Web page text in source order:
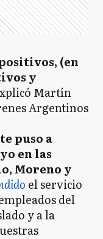
(en
y
Martín
Argentinos
puso a
en las
Moreno y
el servicio
del
y a la